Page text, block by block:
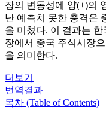
장의 변동성에 양(+)의
난 예측치 못한 충격은
을 미쳤다. 이 결과는
장에서 중국 주식시장
을 의미한다.
더보기
번역결과
목차 (Table of Contents)